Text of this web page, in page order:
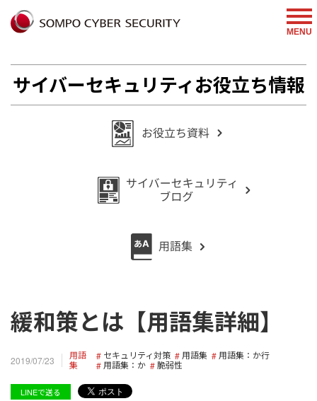
MENU
サイバーセキュリティお役立ち情報
緩和策とは【用語集詳細】
2019/07/23
用語
集
セキュリティ対策 用語集
用語集：か行
用語集：か
脆弱性
LINEで送る